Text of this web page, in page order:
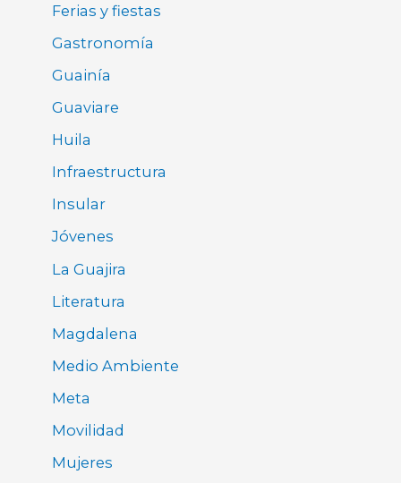
Ferias y fiestas
Gastronomía
Guainía
Guaviare
Huila
Infraestructura
Insular
Jóvenes
La Guajira
Literatura
Magdalena
Medio Ambiente
Meta
Movilidad
Mujeres